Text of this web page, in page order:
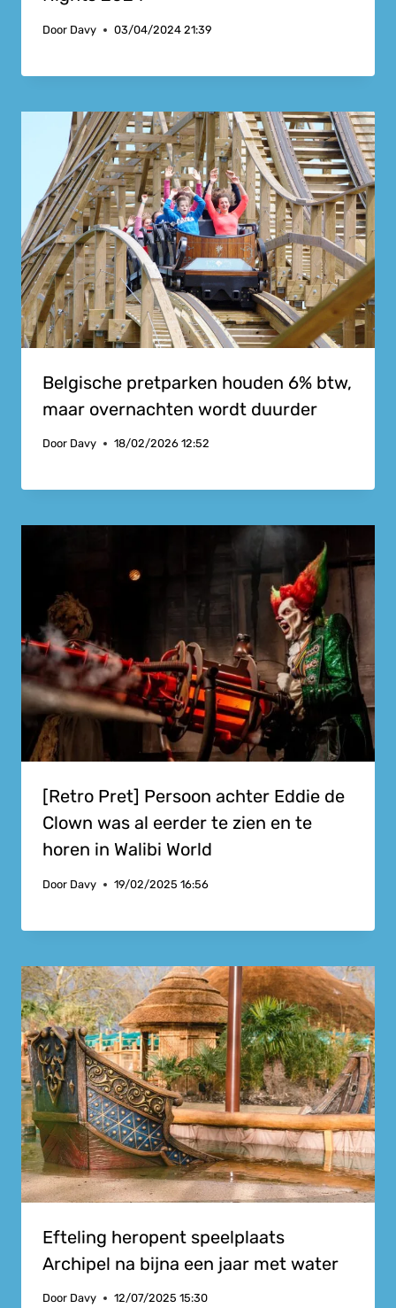
Door Davy 03/04/2024 21:39
Belgische pretparken houden 6% btw,
maar overnachten wordt duurder
Door Davy 18/02/2026 12:52
[Retro Pret] Persoon achter Eddie de
Clown was al eerder te zien en te
horen in Walibi World
Door Davy 19/02/2025 16:56
Efteling heropent speelplaats
Archipel na bijna een jaar met water
Door Davy 12/07/2025 15:30